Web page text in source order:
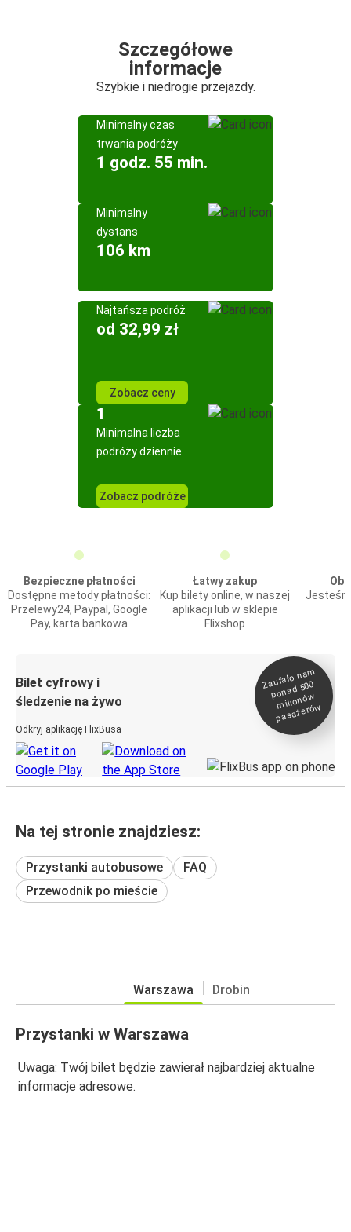
Szczegółowe
informacje
Szybkie i niedrogie przejazdy.
Minimalny czas
trwania podróży
1 godz. 55 min.
Minimalny
dystans
106 km
Najtańsza podróż
od 32,99 zł
Zobacz ceny
1
Minimalna liczba
podróży dziennie
Zobacz podróże
Bezpieczne płatności
Dostępne metody płatności:
Przelewy24, Paypal, Google
Pay, karta bankowa
Łatwy zakup
Kup bilety online, w naszej
aplikacji lub w sklepie
Flixshop
Bilet cyfrowy i
śledzenie na żywo
Odkryj aplikację FlixBusa
Zaufało na
m
ponad 500
milionó
w
pasażeró
w
Na tej stronie znajdziesz:
Przystanki autobusowe
FAQ
Przewodnik po mieście
Warszawa Drobin
Przystanki w Warszawa
Uwaga: Twój bilet będzie zawierał najbardziej aktualne
informacje adresowe.